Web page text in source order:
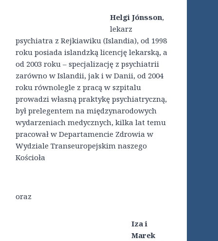
Helgi Jónsson,
lekarz
psychiatra z Rejkiawiku (Islandia), od 1998
roku posiada islandzką licencję lekarską, a
od 2003 roku – specjalizację z psychiatrii
zarówno w Islandii, jak i w Danii, od 2004
roku równolegle z pracą w szpitalu
prowadzi własną praktykę psychiatryczną,
był prelegentem na międzynarodowych
wydarzeniach medycznych, kilka lat temu
pracował w Departamencie Zdrowia w
Wydziale Transeuropejskim naszego
Kościoła
oraz
Iza i
Marek